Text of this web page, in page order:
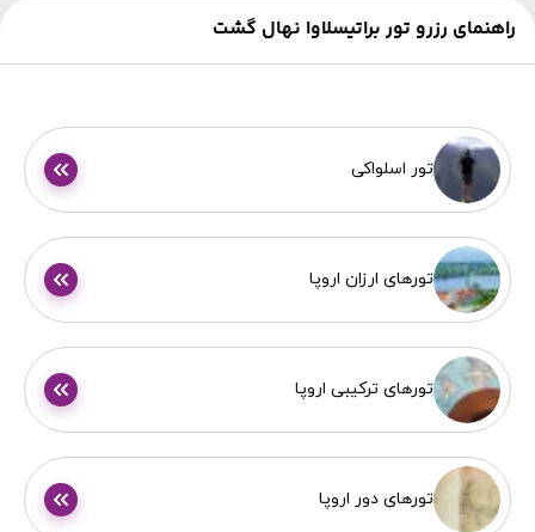
راهنمای رزرو تور براتیسلاوا نهال گشت
تور اسلواکی
تورهای ارزان اروپا
تورهای ترکیبی اروپا
تورهای دور اروپا